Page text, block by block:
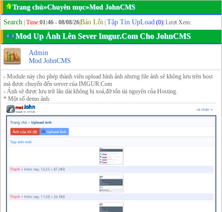
Trang chủ»Chuyên mục»Mod JohnCMS
Search Time:01:46 - 08/08/26Báo Lỗi Tập Tin UpLoad (0) | Lượt Xem:
Mod Up Ảnh Lên Sever Imgur.Com Cho JohnCMS
Admin
Mod JohnCMS
- Module này cho phép thành viên upload hình ảnh nhưng file ảnh sẽ không lưu trên host
mà được chuyển đến server của IMGUR.Com
- Ảnh sẽ được lưu trữ lâu dài không bị xoá,đỡ tốn tài nguyên của Hosting.
* Một số demo ảnh: